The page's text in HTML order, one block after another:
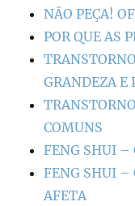
NÃO PEÇA!
POR QUE AS
GRANDEZA E
COMUNS
FENG SHUI –
FENG SHUI –
AFETA